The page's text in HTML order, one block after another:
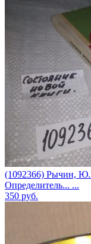
(1092366) Рычин,
Определитель... ...
350 руб.